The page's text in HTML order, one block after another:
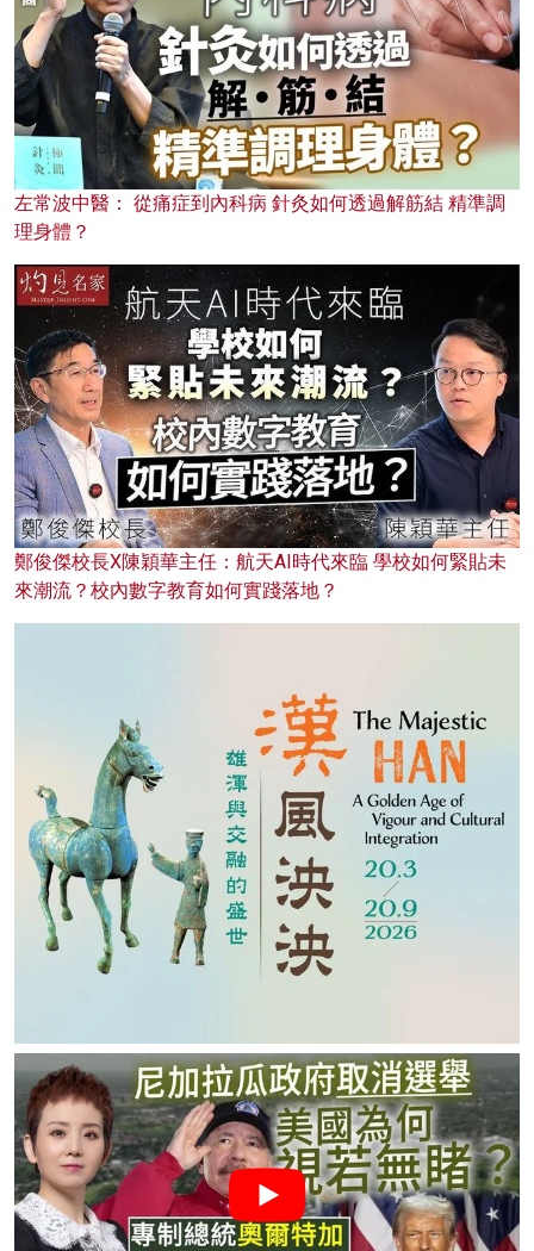
左常波中醫： 從痛症到內科病 針灸如何透過解筋結 精準調
理身體？
鄭俊傑校長X陳穎華主任：航天AI時代來臨 學校如何緊貼未
來潮流？校內數字教育如何實踐落地？